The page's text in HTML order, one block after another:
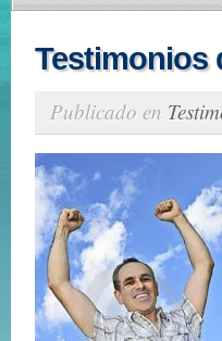
Testimonios
Publicado en